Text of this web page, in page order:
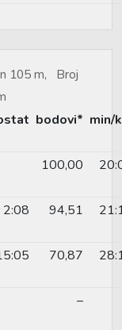
105 m, Broj
bodovi* min/
100,00
2:08 94,51
70,87
–